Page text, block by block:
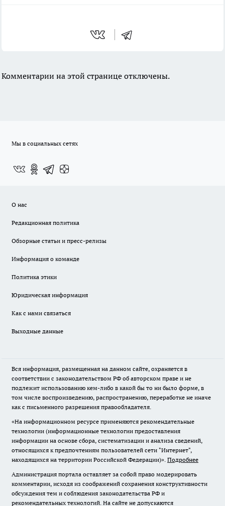
Комментарии на этой странице отключены.
Мы в социальных сетях
О нас
Редакционная политика
Обзорные статьи и пресс-релизы
Информация о команде
Политика этики
Юридическая информация
Как с нами связаться
Выходные данные
Вся информация, размещенная на данном сайте, охраняется в
соответствии с законодательством РФ об авторском праве и не
подлежит использованию кем-либо в какой бы то ни было форме, в
том числе воспроизведению, распространению, переработке не иначе
как с письменного разрешения правообладателя.
«На информационном ресурсе применяются рекомендательные
технологии (информационные технологии предоставления
информации на основе сбора, систематизации и анализа сведений,
относящихся к предпочтениям пользователей сети "Интернет",
находящихся на территории Российской Федерации)». Подробнее
Администрация портала оставляет за собой право модерировать
комментарии, исходя из соображений сохранения конструктивности
обсуждения тем и соблюдения законодательства РФ и
рекомендательных технологий. На сайте не допускаются